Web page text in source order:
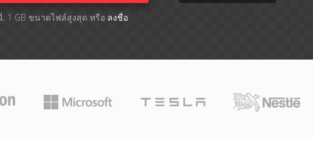
. 1 GB ขนาดไฟล์สูงสุด หรือ ลงชื่อ